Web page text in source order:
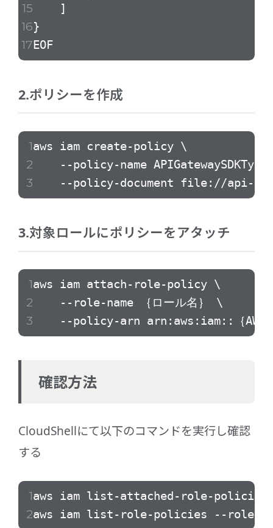
]
}
EOF
2.ポリシーを作成
aws iam create-policy \
--policy-name
--policy-document file://api-
3.対象ロールにポリシーをアタッチ
aws iam attach-role-policy \
--role-name ｛ロール名｝ \
--policy-arn arn:aws:iam::｛AWSア
確認方法
CloudShellにて以下のコマンドを実行し確認
する
aws iam list-attached-role-policies
aws iam list-role-policies --role-